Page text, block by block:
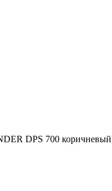
DPS 700 коричневый